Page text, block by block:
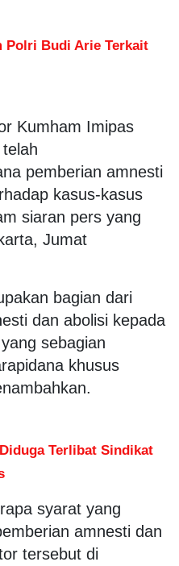
Polri Budi Arie Terkait
Kumham Imipas
pemberian amnesti
kasus-kasus
siaran pers yang
Jumat
bagian dari
dan abolisi kepada
sebagian
khusus
Terlibat Sindikat
syarat yang
amnesti dan
tersebut di